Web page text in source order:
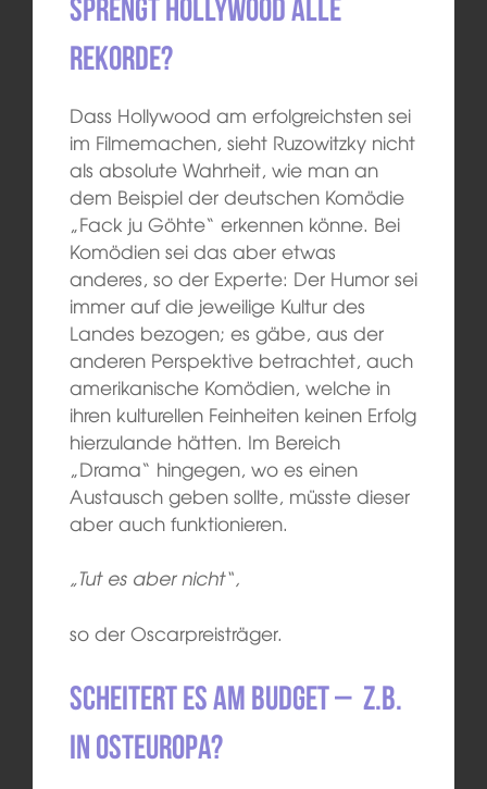
Sprengt Hollywood alle
Rekorde?
Dass Hollywood am erfolgreichsten sei
im Filmemachen, sieht Ruzowitzky nicht
als absolute Wahrheit, wie man an
dem Beispiel der deutschen Komödie
„Fack ju Göhte“ erkennen könne. Bei
Komödien sei das aber etwas
anderes, so der Experte: Der Humor sei
immer auf die jeweilige Kultur des
Landes bezogen; es gäbe, aus der
anderen Perspektive betrachtet, auch
amerikanische Komödien, welche in
ihren kulturellen Feinheiten keinen Erfolg
hierzulande hätten. Im Bereich
„Drama“ hingegen, wo es einen
Austausch geben sollte, müsste dieser
aber auch funktionieren.
„Tut es aber nicht“,
so der Oscarpreisträger.
Scheitert es am Budget – z.B.
in Osteuropa?